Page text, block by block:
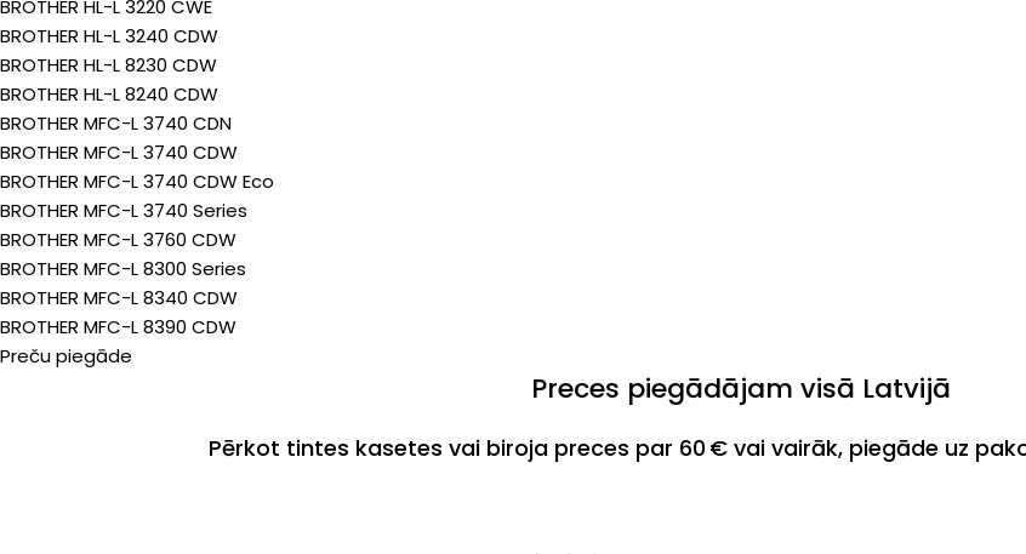
BROTHER HL-L 3220 CWE
BROTHER HL-L 3240 CDW
BROTHER HL-L 8230 CDW
BROTHER HL-L 8240 CDW
BROTHER MFC-L 3740 CDN
BROTHER MFC-L 3740 CDW
BROTHER MFC-L 3740 CDW Eco
BROTHER MFC-L 3740 Series
BROTHER MFC-L 3760 CDW
BROTHER MFC-L 8300 Series
BROTHER MFC-L 8340 CDW
BROTHER MFC-L 8390 CDW
Preču piegāde
Preces piegādājam visā Latvijā
Pērkot tintes kasetes vai biroja preces par 60 € vai vairāk, piegāde uz